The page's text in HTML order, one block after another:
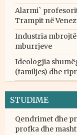
Alarmi`
Trampit në
Industria
mburrjeve
Ideologjia
(familjes) dhe
STUDIME
Qendrimet dhe
profka dhe